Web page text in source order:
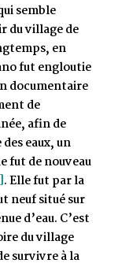
semble
du village de
en
fut engloutie
documentaire
de
afin de
eaux, un
fut de nouveau
. Elle fut par la
neuf situé sur
d’eau. C’est
du village
survivre à la